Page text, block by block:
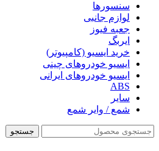
سنسورها
لوازم جانبی
جعبه فیوز
ایربگ
خرید ایسیو (کامپیوتر)
ایسیو خودروهای چینی
ایسیو خودروهای ایرانی
ABS
سایر
شمع / وایر شمع
جستجو